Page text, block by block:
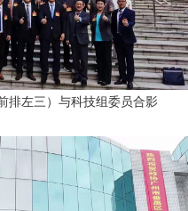
排左三）与科技组委员合影